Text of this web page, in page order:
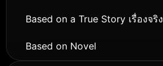
Based on a True Story เรื่องจริง
Based on Novel